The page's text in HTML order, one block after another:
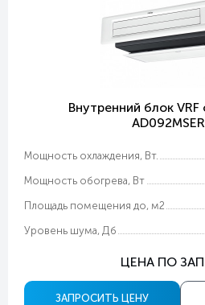
Внутренний блок
Мощность охлаждения, Вт.
Мощность обогрева, Вт
Площадь помещения до, м2
Уровень шума, Дб
ЦЕНА ПО
ЗАПРОСИТЬ ЦЕНУ